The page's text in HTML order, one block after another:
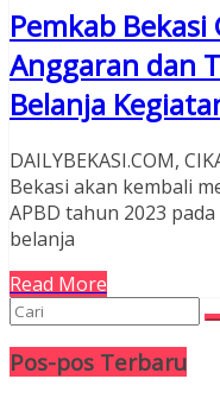
Pemkab Bekasi
Anggaran dan
Belanja
DAILYBEKASI.COM,
Bekasi akan kembali
APBD tahun 2023
belanja
Read More
Pos-pos Terbaru